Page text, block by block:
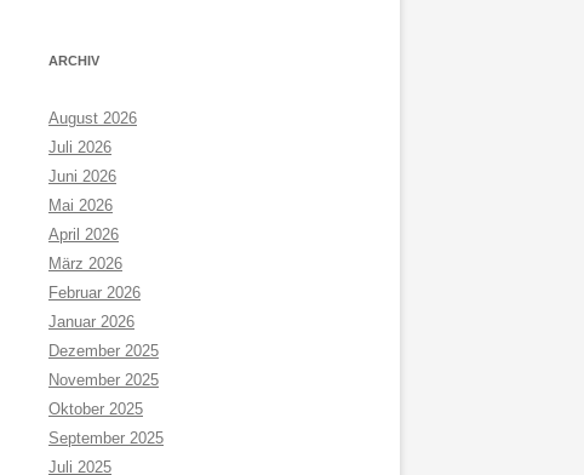
ARCHIV
August 2026
Juli 2026
Juni 2026
Mai 2026
April 2026
März 2026
Februar 2026
Januar 2026
Dezember 2025
November 2025
Oktober 2025
September 2025
Juli 2025